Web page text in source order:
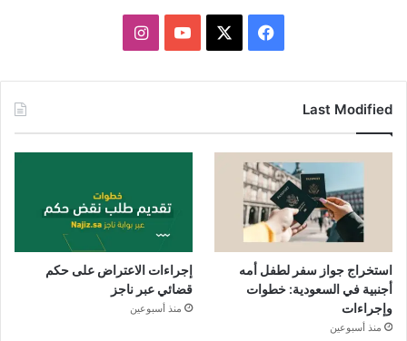
فيسبوك يوتيوبانستقرام
Last Modified
استخراج جواز سفر لطفل أمه
أجنبية في السعودية: خطوات
وإجراءات
منذ أسبوعين
إجراءات الاعتراض على حكم
قضائي عبر ناجز
منذ أسبوعين